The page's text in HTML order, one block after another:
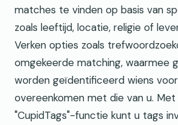
matches te vinden op basis van
zoals leeftijd, locatie, religie of
Verken opties zoals
omgekeerde matching, waarmee
worden geïdentificeerd wiens
overeenkomen met die van u.
"CupidTags"-functie kunt u tags